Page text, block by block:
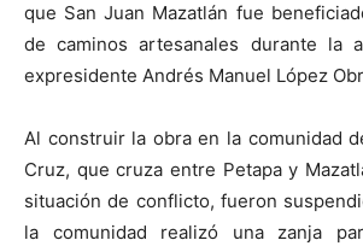
que San Juan Mazatlán fue
de caminos artesanales durante la
expresidente Andrés Manuel López
Al construir la obra en la comunidad
Cruz, que cruza entre Petapa y
situación de conflicto, fueron
la comunidad realizó una zanja